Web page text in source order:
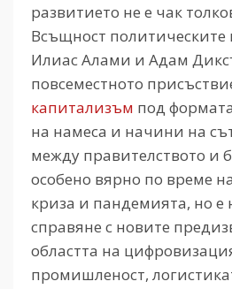
развитието не е чак
Всъщност политическите
Илиас Алами и Адам
повсеместното
капитализъм под
на намеса и начини на
между правителството и
особено вярно по време
криза и пандемията, но е
справяне с новите
областта на
промишленост,